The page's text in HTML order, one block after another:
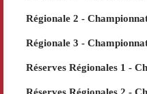
Régionale 2 -
Régionale 3 -
Réserves Régionales 1 -
Réserves Régionales 2 -